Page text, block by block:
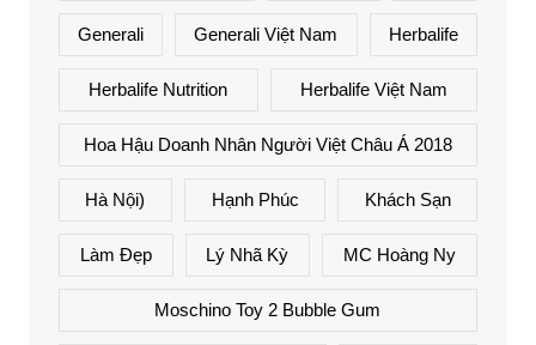
Generali Generali Việt Nam Herbalife
Herbalife Nutrition Herbalife Việt Nam
Hoa Hậu Doanh Nhân Người Việt Châu Á 2018
Hà Nội) Hạnh Phúc Khách Sạn
Làm Đẹp Lý Nhã Kỳ MC Hoàng Ny
Moschino Toy 2 Bubble Gum